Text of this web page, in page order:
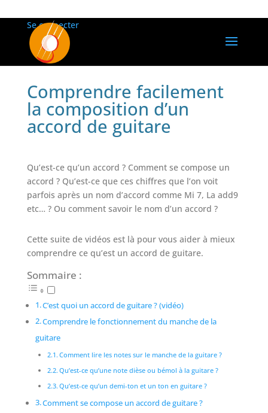
Se connecter
Comprendre facilement
la composition d’un
accord de guitare
Qu’est-ce qu’un accord ? Comment se compose un
accord ? Qu’est-ce que ces chiffres que l’on voit
parfois après un nom d’accord comme Mi 7, La add9
etc… ?Ou comment savoir le nom d’un accord ?
Cette suite de vidéos est là pour vous aider à mieux
comprendre ce qu’est un accord de guitare.
Sommaire :
C’est quoi un accord de guitare ? (vidéo)
Comprendre le fonctionnement du manche de la
guitare
Comment lire les notes sur le manche de la guitare ?
Qu’est-ce qu’une note dièse ou bémol à la guitare ?
Qu’est-ce qu’un demi-ton et un ton en guitare ?
Comment se compose un accord de guitare ?